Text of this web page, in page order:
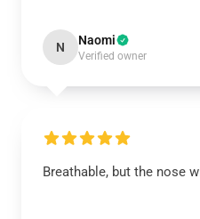
N Naomi
Verified owner
Breathable, but the nose